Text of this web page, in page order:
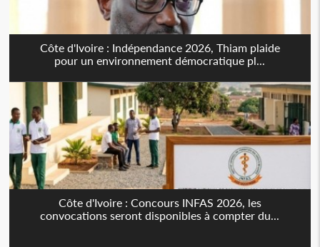
Côte d'Ivoire : Indépendance 2026, Thiam plaide
pour un environnement démocratique pl...
Côte d'Ivoire : Concours INFAS 2026, les
convocations seront disponibles à compter du...